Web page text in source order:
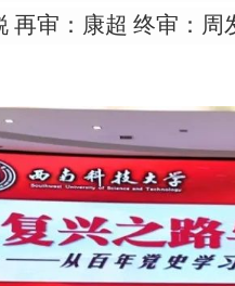
再审：康超 终审：周